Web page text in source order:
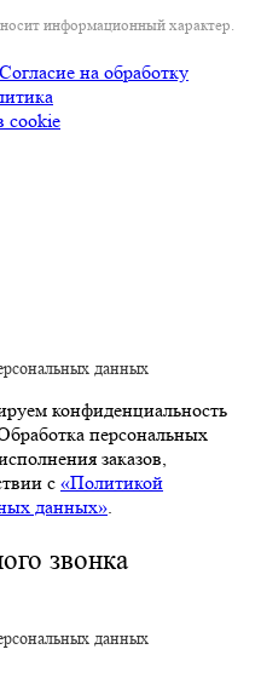
информационный характер.
Согласие на обработку
cookie
данных
конфиденциальность
персональных
заказов,
с «Политикой
данных».
звонка
данных